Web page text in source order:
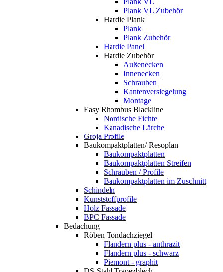
Plank VL Zubehör
Hardie Plank
Plank
Plank Zubehör
Hardie Panel
Hardie Zubehör
Außenecken
Innenecken
Schrauben
Kantenversiegelung
Montage
Easy Rhombus Blackline
Nordische Fichte
Kanadische Lärche
Groja Profile
Baukompaktplatten/ Resoplan
Baukompaktplatten
Baukompaktplatten Streifen
Schrauben / Profile
Baukompaktplatten im Zuschnitt
Schindeln
Kunststoffprofile
Holz Fassade
BPC Fassade
Bedachung
Röben Tondachziegel
Flandern plus - anthrazit
Flandern plus - schwarz
Piemont - graphit